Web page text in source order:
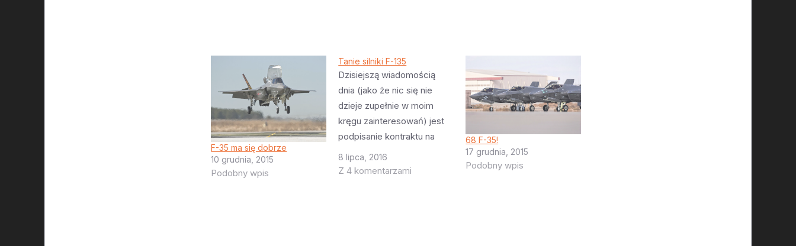
F-35 ma się dobrze
10 grudnia, 2015
Podobny wpis
Tanie silniki F-135
Dzisiejszą wiadomością
dnia (jako że nic się nie
dzieje zupełnie w moim
kręgu zainteresowań) jest
podpisanie kontraktu na
następną partię silników dla
F-35. Po długich i
8 lipca, 2016
Z 4 komentarzami
68 F-35!
17 grudnia, 2015
Podobny wpis